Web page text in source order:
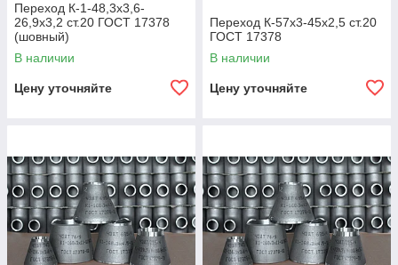
Переход К-1-48,3х3,6-
26,9х3,2 ст.20 ГОСТ 17378
(шовный)
В наличии
Цену уточняйте
Переход К-57х3-45х2,5 ст.20
ГОСТ 17378
В наличии
Цену уточняйте